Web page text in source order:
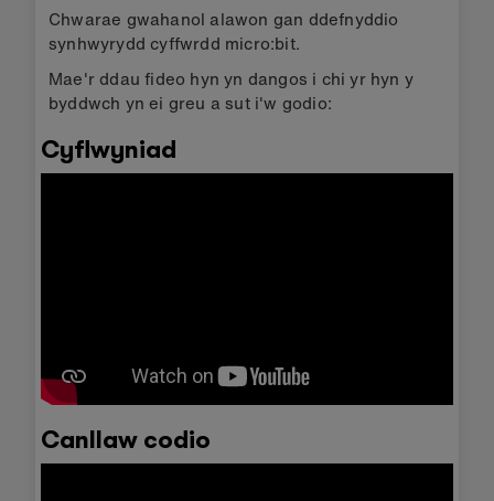
Chwarae gwahanol alawon gan ddefnyddio
synhwyrydd cyffwrdd micro:bit.
Mae'r ddau fideo hyn yn dangos i chi yr hyn y
byddwch yn ei greu a sut i'w godio:
Cyflwyniad
Canllaw codio